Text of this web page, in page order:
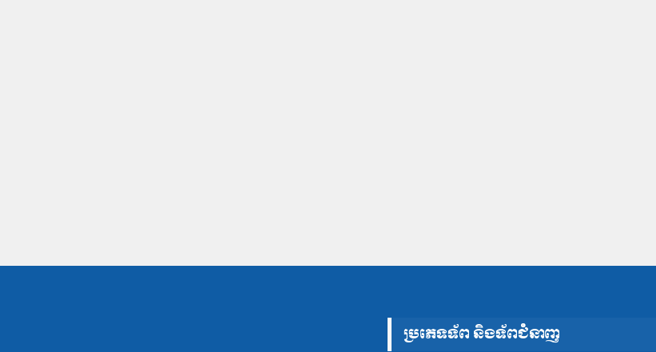
ប្រភេទទ័ព និងទ័ពជំនាញ